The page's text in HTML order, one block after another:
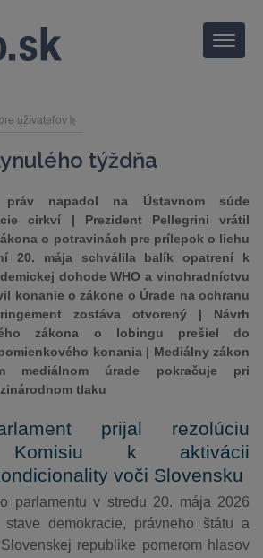
Menu
užívateľov
týždňa
práv napadol na Ústavnom súde
cirkví | Prezident Pellegrini vrátil
o potravinách pre prílepok o liehu
20. mája schválila balík opatrení k
dohode WHO a vinohradníctvu
konanie o zákone o Úrade na ochranu
zostáva otvorený | Návrh
zákona o lobingu prešiel do
konania | Mediálny zákon
mediálnom úrade pokračuje pri
tlaku
prijal rezolúciu
Komisiu k aktivácii
voči Slovensku
parlamentu v stredu 20. mája 2026
demokracie, právneho štátu a
republike pomerom hlasov